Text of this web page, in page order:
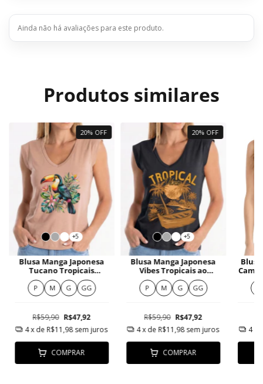
Ainda não há avaliações para este produto.
Produtos similares
20% OFF
+5
Blusa Manga Japonesa
Tucano Tropicais
Vibrantes
P M G GG
R$59,90 R$47,92
4x de R$11,98 sem juros
COMPRAR
20% OFF
+5
Blusa Manga Japonesa
Vibes Tropicais ao
Entardecer
P M G GG
R$59,90 R$47,92
4x de R$11,98sem juros
COMPRAR
4